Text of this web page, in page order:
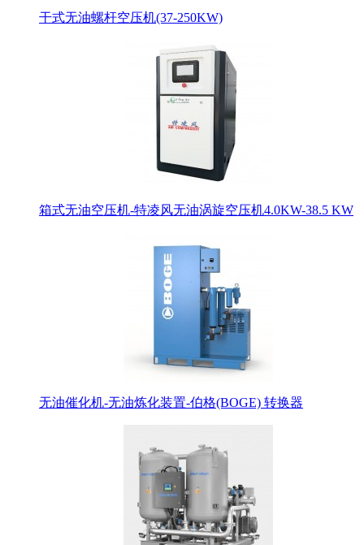
干式无油螺杆空压机(37-250KW)
箱式无油空压机-特凌风无油涡旋空压机4.0KW-38.5 KW
无油催化机-无油炼化装置-伯格(BOGE) 转换器